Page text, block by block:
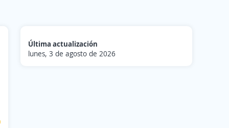
Última actualización
lunes, 3 de agosto de 2026